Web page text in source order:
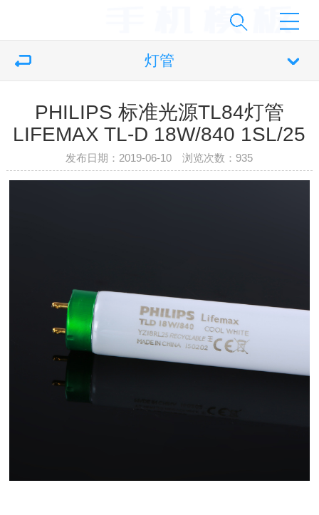
灯管
PHILIPS 标准光源TL84灯管
LIFEMAX TL-D 18W/840 1SL/25
发布日期：2019-06-10 浏览次数： 935